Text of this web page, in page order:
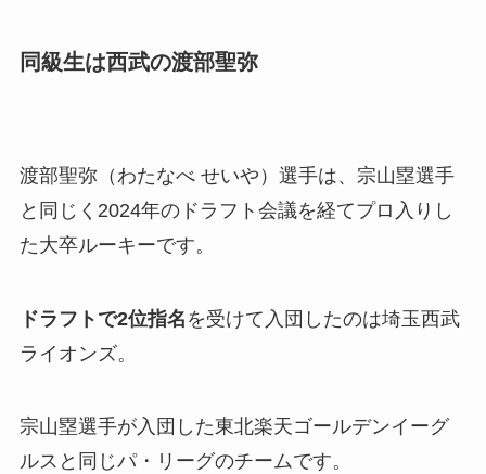
同級生は西武の渡部聖弥
渡部聖弥（わたなべ せいや）選手は、宗山塁選手
と同じく2024年のドラフト会議を経てプロ入りし
た大卒ルーキーです。
ドラフトで2位指名 を受けて入団したのは埼玉西武
ライオンズ。
宗山塁選手が入団した東北楽天ゴールデンイーグ
ルスと同じパ・リーグのチームです。